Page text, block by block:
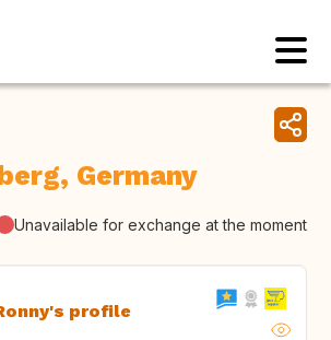
Germany
Unavailable for exchange at the moment
profile